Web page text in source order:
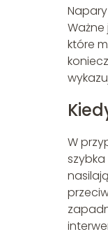
które
W